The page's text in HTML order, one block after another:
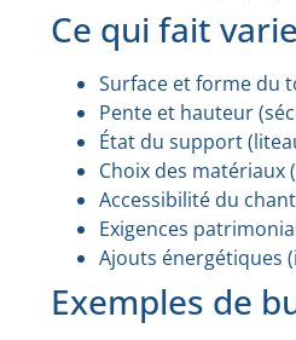
Ce qui fait
Surface et forme du
Pente et hauteur
État du support
Choix des matériaux
Accessibilité du
Exigences
Ajouts énergétiques
Exemples de